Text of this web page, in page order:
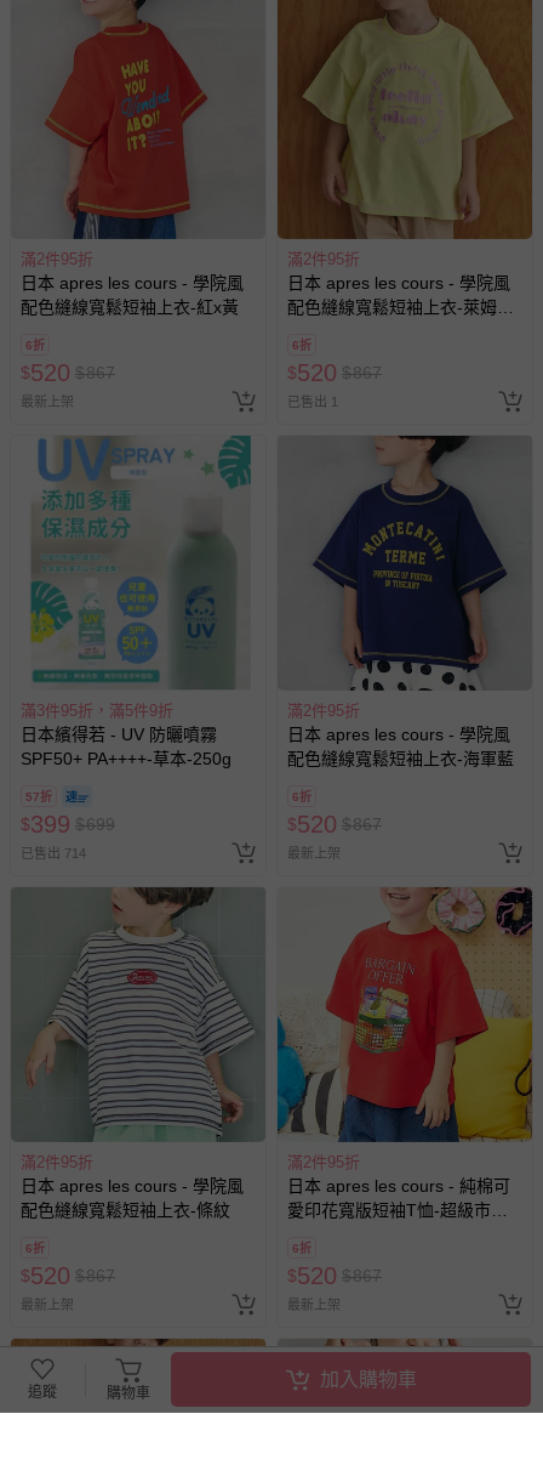
滿2件95折
日本 apres les cours - 學院風
配色縫線寬鬆短袖上衣-紅x黃
6折
$520 $867
最新上架
滿2件95折
日本 apres les cours - 學院風
配色縫線寬鬆短袖上衣-萊姆黃x
6折
$520 $867
已售出 1
滿3件95折，滿5件9折
日本繽得若 - UV 防曬噴霧
SPF50+ PA++++-草本-250g
57折
$399 $699
已售出 714
滿2件95折
日本 apres les cours - 學院風
配色縫線寬鬆短袖上衣-海軍藍
6折
$520 $867
最新上架
滿2件95折
日本 apres les cours - 學院風
配色縫線寬鬆短袖上衣-條紋
6折
$520 $867
最新上架
滿2件95折
日本 apres les cours - 純棉可
愛印花寬版短袖T恤-超級市場-
6折
$520 $867
最新上架
追蹤 購物車
加入購物車